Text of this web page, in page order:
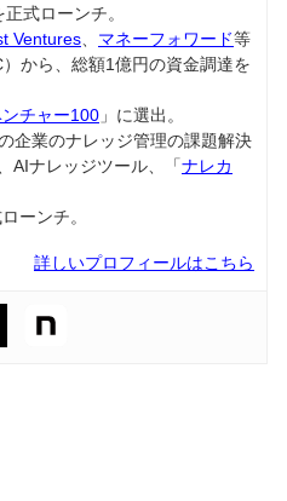
正式ローンチ。
Ventures マネーフォワード等
から、総額1億円の資金調達を
チャー100 」に選出。
企業のナレッジ管理の課題解決
AIナレッジツール、「ナレカ
ーンチ。
詳しいプロフィールはこちら